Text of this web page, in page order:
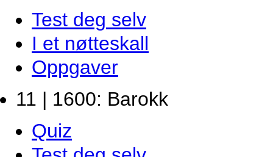
Test deg selv
I et nøtteskall
Oppgaver
11 | 1600: Barokk
Quiz